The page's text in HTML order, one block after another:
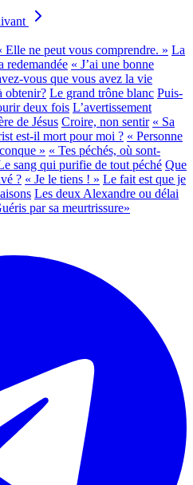
Elle ne peut vous comprendre. » La
redemandée « J’ai une bonne
vous que vous avez la vie
obtenir? Le grand trône blanc Puis-
deux fois L’avertissement
de Jésus Croire, non sentir « Sa
est-il mort pour moi ? « Personne
» « Tes péchés, où sont-
sang qui purifie de tout péché Que
? « Je le tiens ! » Le fait est que je
Les deux Alexandre ou délai
par sa meurtrissure»